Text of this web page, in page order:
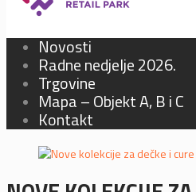
Novosti
Radne nedjelje 2026.
Trgovine
Mapa – Objekt A, B i C
Kontakt